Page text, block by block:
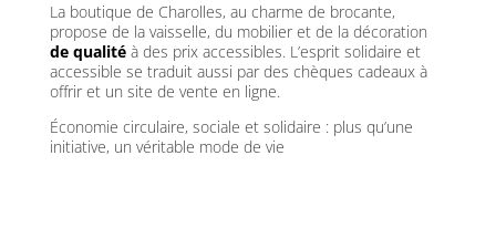
La boutique de Charolles, au charme de brocante,
propose de la vaisselle, du mobilier et de la décoration
de qualité à des prix accessibles. L’esprit solidaire et
accessible se traduit aussi par des chèques cadeaux à
offrir et un site de vente en ligne.
Économie circulaire, sociale et solidaire : plus qu’une
initiative, un véritable mode de vie